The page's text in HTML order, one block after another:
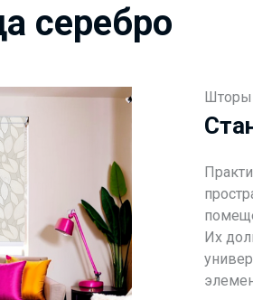
серебро
Шторы
Их